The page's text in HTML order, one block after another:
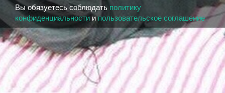
Вы обязуетесь соблюдать политику
конфиденциальности ипользовательское соглашение